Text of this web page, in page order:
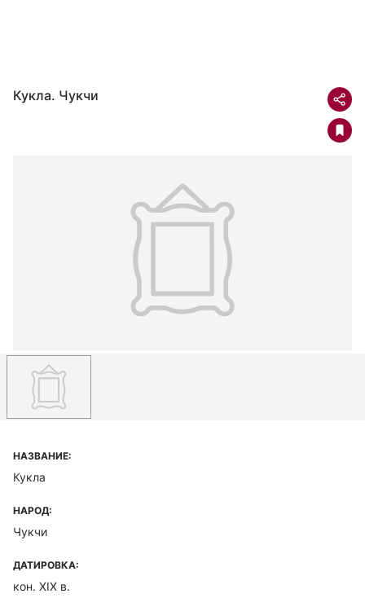
Кукла. Чукчи
НАЗВАНИЕ:
Кукла
НАРОД:
Чукчи
ДАТИРОВКА:
кон. XIX в.